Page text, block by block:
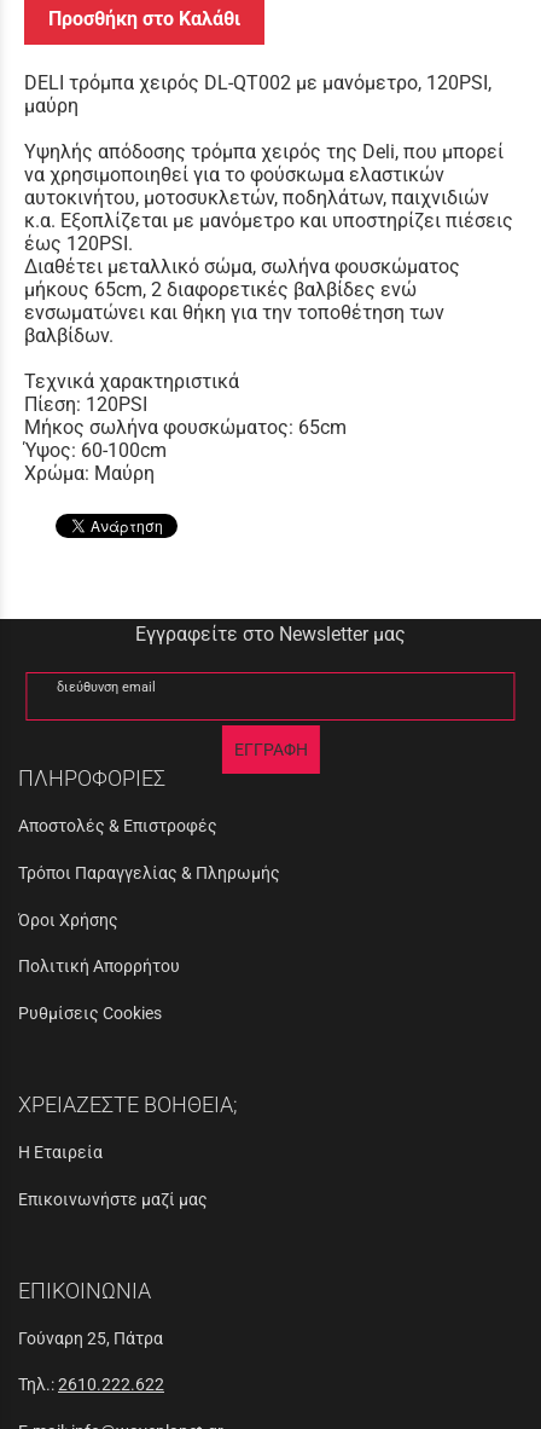
Προσθήκη στο Καλάθι
DELI τρόμπα χειρός DL-QT002 με μανόμετρο, 120PSI,
μαύρη
Υψηλής απόδοσης τρόμπα χειρός της Deli, που μπορεί
να χρησιμοποιηθεί για το φούσκωμα ελαστικών
αυτοκινήτου, μοτοσυκλετών, ποδηλάτων, παιχνιδιών
κ.α. Εξοπλίζεται με μανόμετρο και υποστηρίζει πιέσεις
έως 120PSI.
Διαθέτει μεταλλικό σώμα, σωλήνα φουσκώματος
μήκους 65cm, 2 διαφορετικές βαλβίδες ενώ
ενσωματώνει και θήκη για την τοποθέτηση των
βαλβίδων.
Τεχνικά χαρακτηριστικά
Πίεση: 120PSI
Μήκος σωλήνα φουσκώματος: 65cm
Ύψος: 60-100cm
Χρώμα: Μαύρη
Εγγραφείτε στο Newsletter μας
διεύθυνση email
ΕΓΓΡΑΦΗ
ΠΛΗΡΟΦΟΡΙΕΣ
Αποστολές & Επιστροφές
Τρόποι Παραγγελίας & Πληρωμής
Όροι Χρήσης
Πολιτική Απορρήτου
Ρυθμίσεις Cookies
ΧΡΕΙΑΖΕΣΤΕ ΒΟΗΘΕΙΑ;
Η Εταιρεία
Επικοινωνήστε μαζί μας
ΕΠΙΚΟΙΝΩΝΙΑ
Γούναρη 25, Πάτρα
Τηλ.:2610.222.622